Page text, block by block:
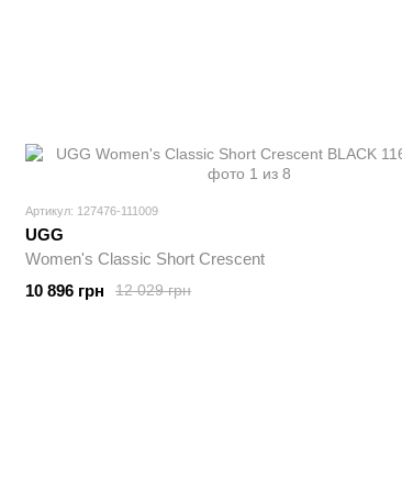
Артикул: 127476-111009
UGG
Women's Classic Short Crescent
12 029 грн
10 896 грн